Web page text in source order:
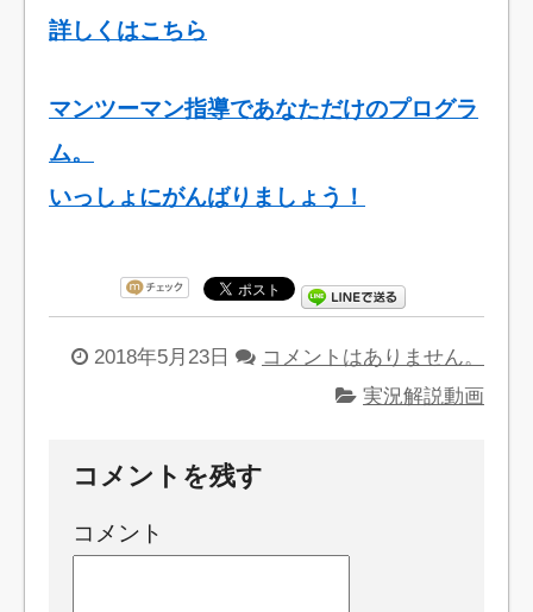
詳しくはこちら
マンツーマン指導であなただけのプログラ
ム。
いっしょにがんばりましょう！
2018年5月23日
コメントはありません。
実況解説動画
コメントを残す
コメント